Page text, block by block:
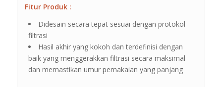
Fitur Produk :
Didesain secara tepat sesuai dengan protokol
filtrasi
Hasil akhir yang kokoh dan terdefinisi dengan
baik yang menggerakkan filtrasi secara maksimal
dan memastikan umur pemakaian yang panjang